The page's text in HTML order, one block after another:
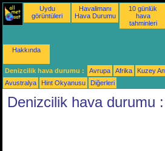
Uydu
görüntüleri
Havalimanı
Hava Durumu
10 günlük
hava
tahminleri
Hakkında
Denizcilik hava durumu : Avrupa Afrika Kuzey
Avustralya
Hint Okyanusu Diğerleri
Denizcilik hava durumu